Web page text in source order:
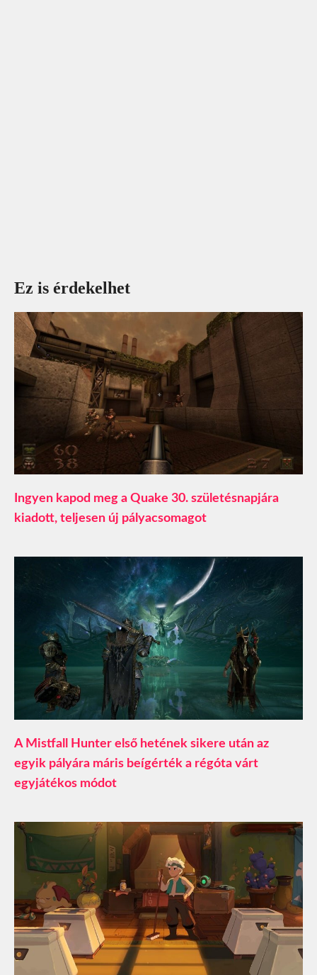
Ez is érdekelhet
Ingyen kapod meg a Quake 30. születésnapjára
kiadott, teljesen új pályacsomagot
A Mistfall Hunter első hetének sikere után az
egyik pályára máris beígérték a régóta várt
egyjátékos módot